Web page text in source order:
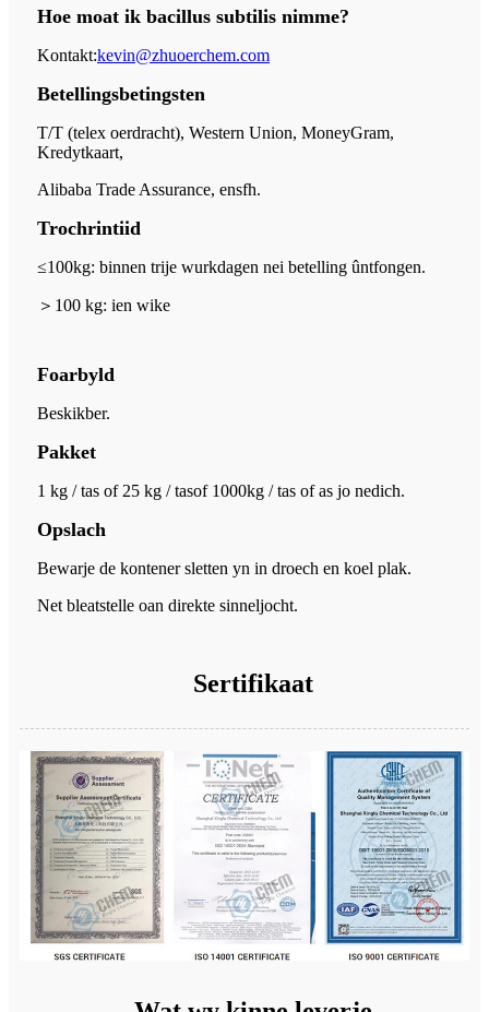
Hoe moat ik bacillus subtilis nimme?
Kontakt:kevin@zhuoerchem.com
Betellingsbetingsten
T/T (telex oerdracht), Western Union, MoneyGram,
Kredytkaart,
Alibaba Trade Assurance, ensfh.
Trochrintiid
≤100kg: binnen trije wurkdagen nei betelling ûntfongen.
＞ 100 kg: ien wike
Foarbyld
Beskikber.
Pakket
1 kg / tas of 25 kg / tasof 1000kg / tas of as jo nedich.
Opslach
Bewarje de kontener sletten yn in droech en koel plak.
Net bleatstelle oan direkte sinneljocht.
Sertifikaat